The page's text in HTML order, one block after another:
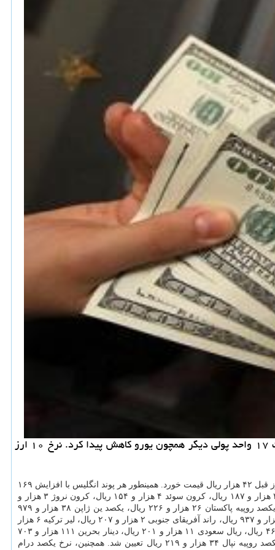
به گزارش سیب پال بانك مركزی نرخ رسمی ۴۷ ارز را برای امروز اعلام نمود كه بر مبنای آن نرخ ۲۰ ارز مانند پوند افزایش و قیمت ۱۷ واحد پولی دیگر همچون یورو كاهش پیدا كرد. نرخ ۱۰ ارز
آمریکا برای امروز «پنجشنبه چهارم اردیبهشت ۹۹» بدون تغییر نسبت به روز قبل ۴۲ هزار ریال قیمت خورد. همینطور هر پوند انگلیس با افزایش ۱۶۹
ریالی به قیمت ۵۱ هزار و ۷۹۳ ریال و هر یورو هم با کاهش ۱۸۷ ریالی به قیمت ۴۵ هزار و ۴۰۵ ریال اعلام گردید. افزون بر این، هر فرانک سوئیس ۴۳ هزار و ۱۸۷ ریال، کرون سوئد ۴ هزار و ۱۵۴ ریال، کرون نروژ ۳ هزار و
۹۰۰ ریال، کرون دانمارک ۶ هزار و ۸۸ ریال، روپیه هند ۵۵۱ ریال، درهم امارات متحده عربی ۱۱ هزار و ۴۳۷ ریال، دینار کویت ۱۳۴ هزار و ۶۱۸ ریال، یکصد روپیه پاکستان ۲۶ هزار و ۲۲۶ ریال، یکصد ین ژاپن ۳۸ هزار و ۹۷۹
ریال، دلار هنگ کنگ ۵ هزار و ۴۱۹ ریال، ریال عمان ۱۰۹ هزار و ۲۳۴ ریال و دلار کانادا ۲۹ هزار و ۶۱۳ ریال قیمت خورد. از طرفی، نرخ دلار نیوزیلند ۲۴ هزار و ۹۳۷ ریال، راند آفریقای جنوبی ۲ هزار و ۲۰۷ ریال، لیر ترکیه ۶ هزار
و ۱۴ ریال، روبل روسیه ۵۵۴ ریال، ریال قطر ۱۱ هزار و ۵۳۹ ریال، یکصد دینار عراق ۳ هزار و ۵۲۹ ریال، لیر سوریه ۸۲ ریال، دلار استرالیا ۲۶ هزار و ۴۶۷ ریال، ریال سعودی ۱۱ هزار و ۲۰۱ ریال، دینار بحرین ۱۱۱ هزار و ۷۰۳
ریال، دلار سنگاپور ۲۹ هزار و ۴۳۵ ریال، یکصد تاکای بنگلادش ۴۹ هزار و ۵۵۱ ریال، ده روپیه سریلانکا ۲ هزار و ۱۷۱ ریال، کیات میانمار ۳۰ ریال و یکصد روپیه نپال ۳۴ هزار و ۲۱۹ ریال تعیین شد. همچنین، نرخ یکصد درام